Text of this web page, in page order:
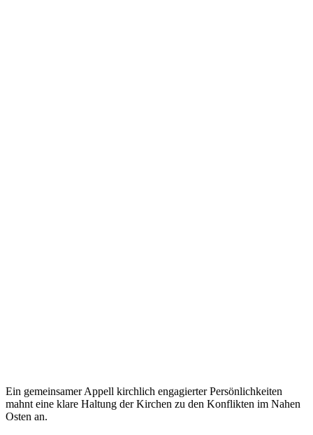
Ein gemeinsamer Appell kirchlich engagierter Persönlichkeiten
mahnt eine klare Haltung der Kirchen zu den Konflikten im Nahen
Osten an.